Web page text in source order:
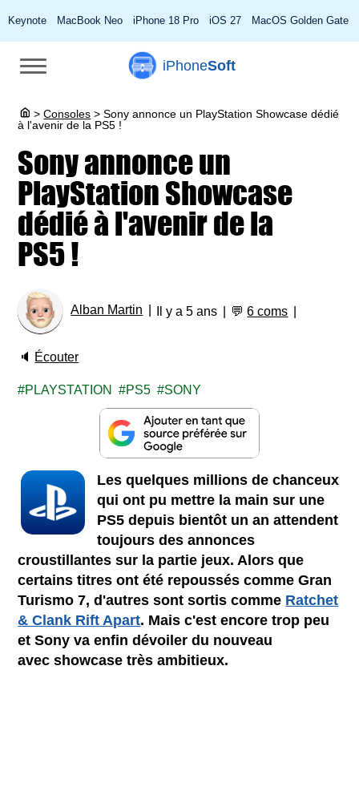
Keynote MacBook Neo iPhone 18 Pro iOS 27 MacOS Golden Gate
iPhoneSoft
> Consoles > Sony annonce un PlayStation Showcase dédié
à l'avenir de la PS5 !
Sony annonce un
PlayStation Showcase
dédié à l'avenir de la
PS5 !
Alban Martin Il y a 5 ans 💬6 coms
🔈 Écouter
PLAYSTATION PS5 SONY
Les quelques millions de chanceux
qui ont pu mettre la main sur une
PS5 depuis bientôt un an attendent
toujours des annonces
croustillantes sur la partie jeux. Alors que
certains titres ont été repoussés comme Gran
Turismo 7, d'autres sont sortis comme Ratchet
& Clank Rift Apart. Mais c'est encore trop peu
et Sony va enfin dévoiler du nouveau
avec showcase très ambitieux.